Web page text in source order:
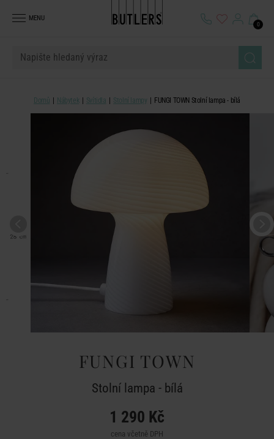
MENU
0
Domů Nábytek Svítidla Stolní lampy FUNGI TOWN Stolní lampa - bílá
FUNGI TOWN
Stolní lampa - bílá
1 290 Kč
cena včetně DPH